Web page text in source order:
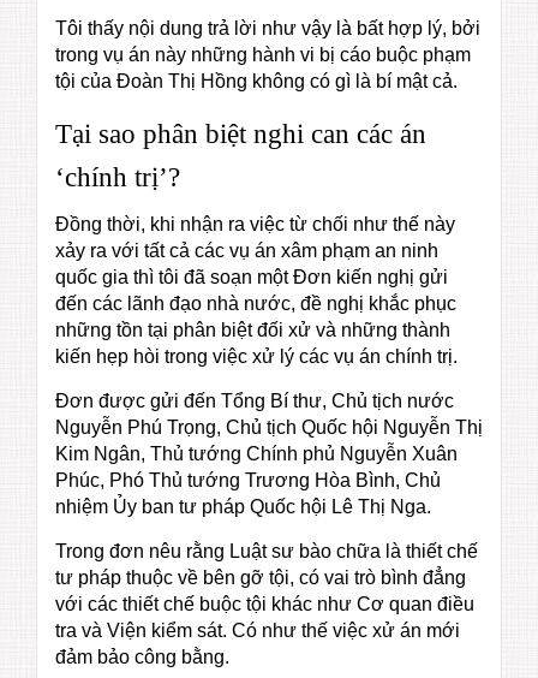
Tôi thấy nội dung trả lời như vậy là bất hợp lý, bởi
trong vụ án này những hành vi bị cáo buộc phạm
tội của Đoàn Thị Hồng không có gì là bí mật cả.
Tại sao phân biệt nghi can các án
‘chính trị’?
Đồng thời, khi nhận ra việc từ chối như thế này
xảy ra với tất cả các vụ án xâm phạm an ninh
quốc gia thì tôi đã soạn một Đơn kiến nghị gửi
đến các lãnh đạo nhà nước, đề nghị khắc phục
những tồn tại phân biệt đối xử và những thành
kiến hẹp hòi trong việc xử lý các vụ án chính trị.
Đơn được gửi đến Tổng Bí thư, Chủ tịch nước
Nguyễn Phú Trọng, Chủ tịch Quốc hội Nguyễn Thị
Kim Ngân, Thủ tướng Chính phủ Nguyễn Xuân
Phúc, Phó Thủ tướng Trương Hòa Bình, Chủ
nhiệm Ủy ban tư pháp Quốc hội Lê Thị Nga.
Trong đơn nêu rằng Luật sư bào chữa là thiết chế
tư pháp thuộc về bên gỡ tội, có vai trò bình đẳng
với các thiết chế buộc tội khác như Cơ quan điều
tra và Viện kiểm sát. Có như thế việc xử án mới
đảm bảo công bằng.